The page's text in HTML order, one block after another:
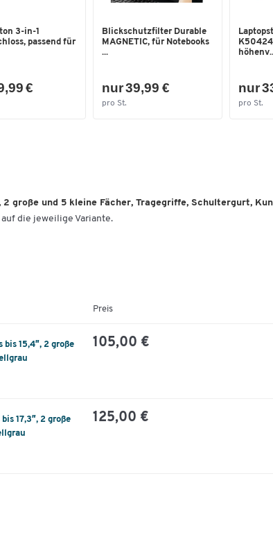
verschiedener Utensilien
einem Namensschild
einen bequemen Transport
Wahlweise erhältlich
Material: Kunstfilz
3-in-1
passend für
€
Blickschutzfilter Durable
MAGNETIC, für Notebooks
...
nur 39,99 €
pro St.
nur
pro St.
große und 5 kleine Fächer, Tragegriffe, Schultergurt,
die jeweilige Variante.
Preis
15,4″, 2 große
105,00 €
17,3″, 2 große
125,00 €